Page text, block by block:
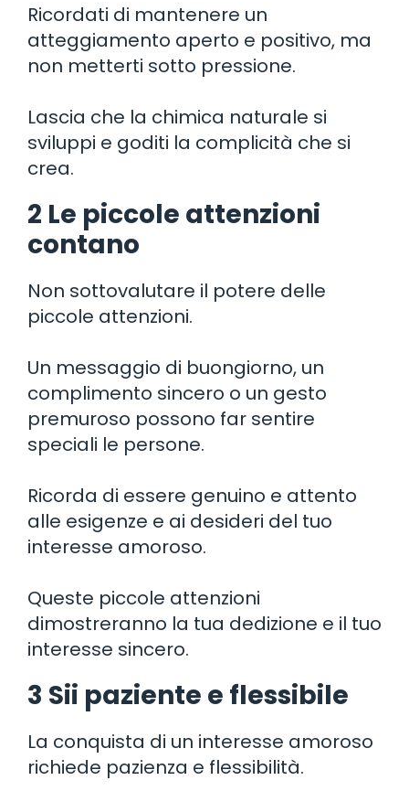
Ricordati di mantenere un
atteggiamento aperto e positivo, ma
non metterti sotto pressione.
Lascia che la chimica naturale si
sviluppi e goditi la complicità che si
crea.
2 Le piccole attenzioni
contano
Non sottovalutare il potere delle
piccole attenzioni.
Un messaggio di buongiorno, un
complimento sincero o un gesto
premuroso possono far sentire
speciali le persone.
Ricorda di essere genuino e attento
alle esigenze e ai desideri del tuo
interesse amoroso.
Queste piccole attenzioni
dimostreranno la tua dedizione e il tuo
interesse sincero.
3 Sii paziente e flessibile
La conquista di un interesse amoroso
richiede pazienza e flessibilità.